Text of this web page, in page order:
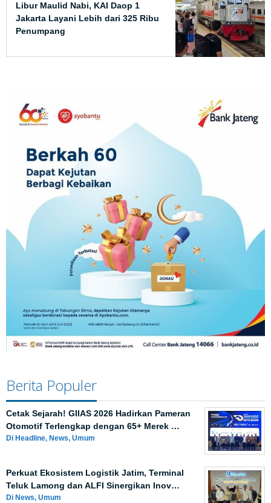
Libur Maulid Nabi, KAI Daop 1
Jakarta Layani Lebih dari 325 Ribu
Penumpang
Berita Populer
Cetak Sejarah! GIIAS 2026 Hadirkan Pameran
Otomotif Terlengkap dengan 65+ Merek …
Di Headline, News, Umum
Perkuat Ekosistem Logistik Jatim, Terminal
Teluk Lamong dan ALFI Sinergikan Inov…
Di News, Umum